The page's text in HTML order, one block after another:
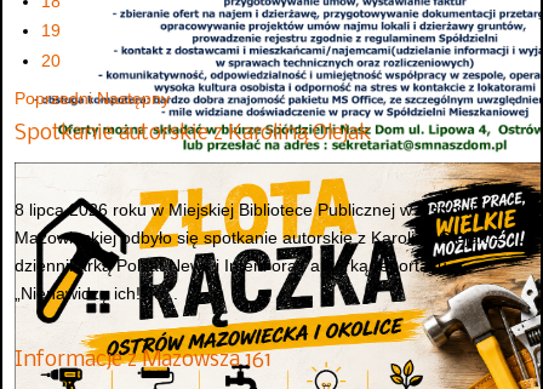
19
20
Poprzedni Następny
Spotkanie autorskie z Karoliną Olejak
8 lipca 2026 roku w Miejskiej Bibliotece Publicznej w Ostrowi
Mazowieckiej odbyło się spotkanie autorskie z Karoliną Olejak –
dziennikarką Polsat News i Interii oraz autorką reportażu
„Nienawidzę ich! To...
Informacje z Mazowsza 161